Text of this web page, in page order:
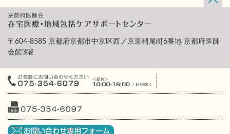
〒604-8585 京都府京都市中京区西ノ京東栂尾町6番地 京都府医師
会館3階